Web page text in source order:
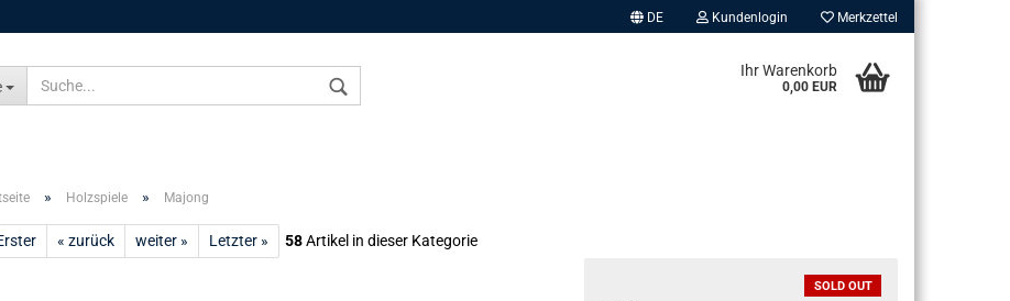
DE Kundenlogin Merkzettel
Ihr Warenkorb
0,00 EUR
» Holzspiele » Majong
« zurück weiter » Letzter » 58Artikel in dieser Kategorie
SOLD OUT